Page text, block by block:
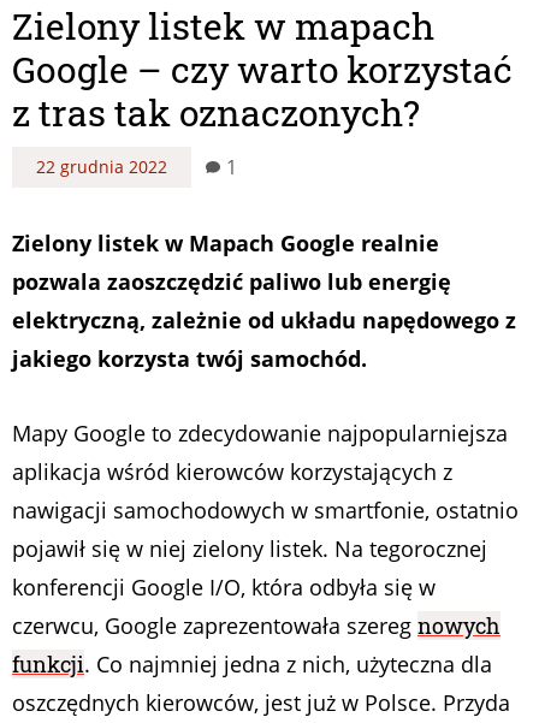
Zielony listek w mapach
Google – czy warto korzystać
z tras tak oznaczonych?
22 grudnia 2022 1
Zielony listek w Mapach Google realnie
pozwala zaoszczędzić paliwo lub energię
elektryczną, zależnie od układu napędowego z
jakiego korzysta twój samochód.
Mapy Google to zdecydowanie najpopularniejsza
aplikacja wśród kierowców korzystających z
nawigacji samochodowych w smartfonie, ostatnio
pojawił się w niej zielony listek. Na tegorocznej
konferencji Google I/O, która odbyła się w
czerwcu, Google zaprezentowała szereg nowych
funkcji. Co najmniej jedna z nich, użyteczna dla
oszczędnych kierowców, jest już w Polsce. Przyda